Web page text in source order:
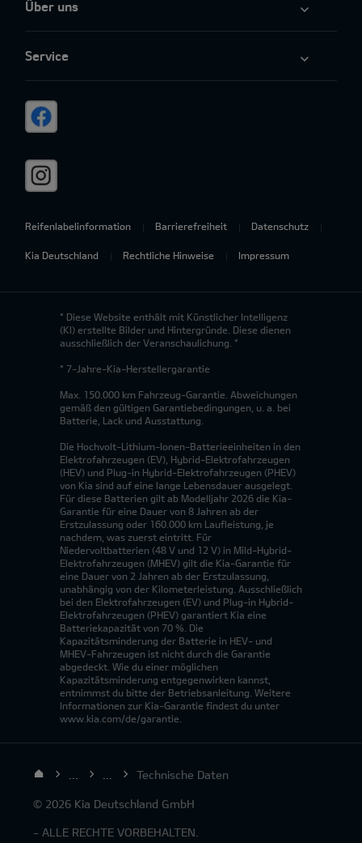
Über uns
Service
Reifenlabelinformation Barrierefreiheit Datenschutz
Kia Deutschland Rechtliche Hinweise Impressum
* Diese Website enthält mit Künstlicher Intelligenz
(KI) erstellte Bilder und Hintergründe. Diese dienen
ausschließlich der Veranschaulichung. *
* 7-Jahre-Kia-Herstellergarantie
Max. 150.000 km Fahrzeug-Garantie. Abweichungen
gemäß den gültigen Garantiebedingungen, u. a. bei
Batterie, Lack und Ausstattung.
Die Hochvolt-Lithium-Ionen-Batterieeinheiten in den
Elektrofahrzeugen (EV), Hybrid-Elektrofahrzeugen
(HEV) und Plug-in Hybrid-Elektrofahrzeugen (PHEV)
von Kia sind auf eine lange Lebensdauer ausgelegt.
Für diese Batterien gilt ab Modelljahr 2026 die Kia-
Garantie für eine Dauer von 8 Jahren ab der
Erstzulassung oder 160.000 km Laufleistung, je
nachdem, was zuerst eintritt. Für
Niedervoltbatterien (48 V und 12 V) in Mild-Hybrid-
Elektrofahrzeugen (MHEV) gilt die Kia-Garantie für
eine Dauer von 2 Jahren ab der Erstzulassung,
unabhängig von der Kilometerleistung. Ausschließlich
bei den Elektrofahrzeugen (EV) und Plug-in Hybrid-
Elektrofahrzeugen (PHEV) garantiert Kia eine
Batteriekapazität von 70 %. Die
Kapazitätsminderung der Batterie in HEV- und
MHEV-Fahrzeugen ist nicht durch die Garantie
abgedeckt. Wie du einer möglichen
Kapazitätsminderung entgegenwirken kannst,
entnimmst du bitte der Betriebsanleitung. Weitere
Informationen zur Kia-Garantie findest du unter
www.kia.com/de/garantie.
Technische Daten
© 2026 Kia Deutschland GmbH
- ALLE RECHTE VORBEHALTEN.